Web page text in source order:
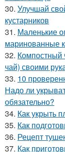
30. Улучшай
кустарников
31. Маленькие
маринованные
32. Компостный
чай) своими
33. 10
Надо ли
обязательно?
34. Как укрыть
35. Как
36. Рецепт
37. Как